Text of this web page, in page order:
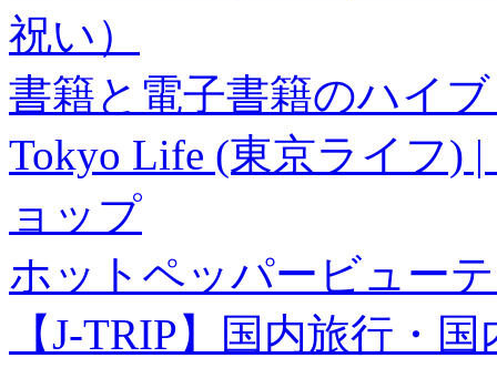
祝い）
書籍と電子書籍のハイ
Tokyo Life (東京ライフ)
ョップ
ホットペッパービュー
【J-TRIP】国内旅行・